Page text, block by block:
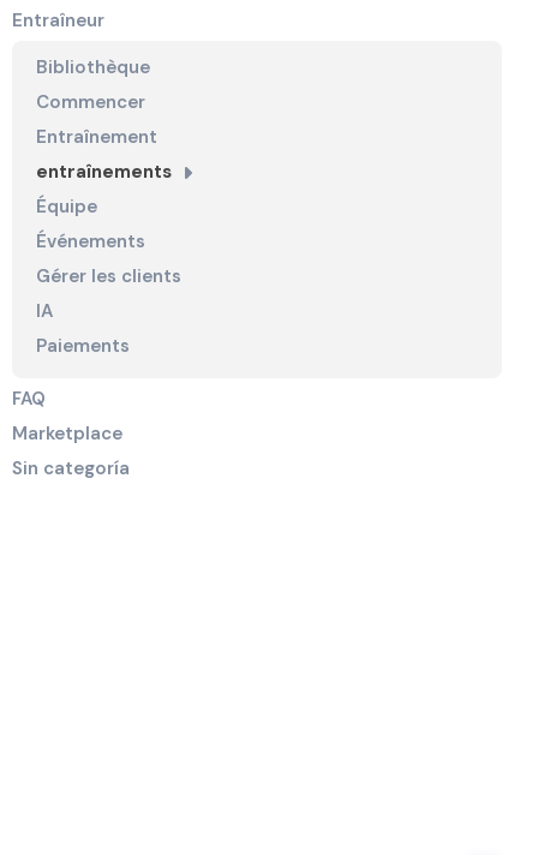
Entraîneur
Bibliothèque
Commencer
Entraînement
entraînements
Équipe
Événements
Gérer les clients
IA
Paiements
FAQ
Marketplace
Sin categoría